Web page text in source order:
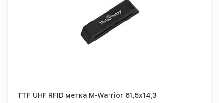
TTF UHF RFID метка M-Warrior 61,5x14,3